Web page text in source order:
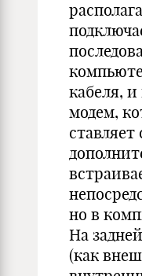
кабеля,
модем,
ставляет
но в
На
(как